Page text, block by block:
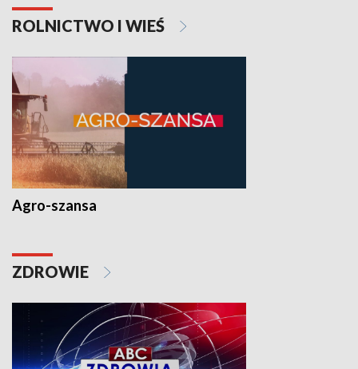
ROLNICTWO I WIEŚ
Agro-szansa
ZDROWIE